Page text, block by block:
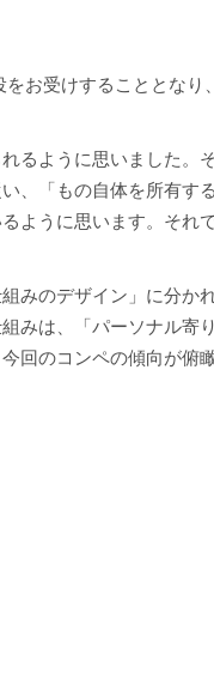
お受けすることとな
るように思いました。
、「もの自体を所有す
ように思います。それ
みのデザイン」に分か
みは、「パーソナル寄
回のコンペの傾向が俯